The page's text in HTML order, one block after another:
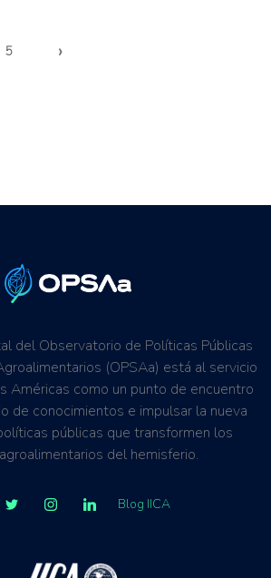
5 ›
del Observatorio de Políticas Públicas
(OPSAa) está al servicio
Américas como un punto de encuentro
de conocimientos e impulsar la nueva
públicas que transformen los
del hemisferio.
Blog IICA